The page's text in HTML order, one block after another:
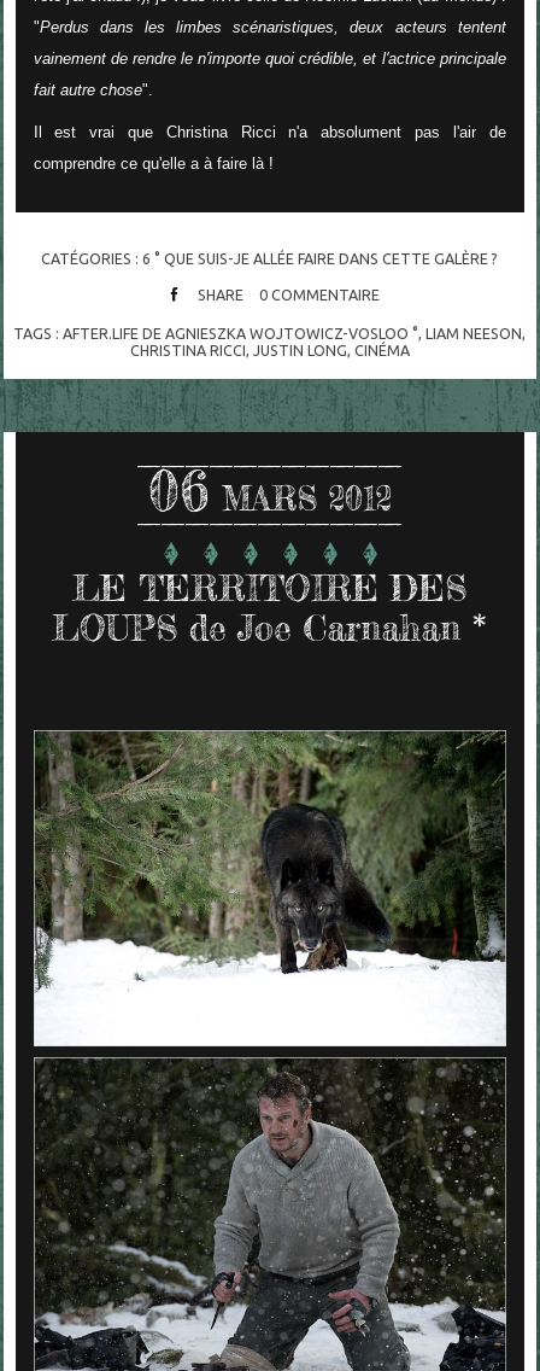
"Perdus dans les limbes scénaristiques, deux acteurs tentent
vainement de rendre le n'importe quoi crédible, et l'actrice principale
fait autre chose".
Il est vrai que Christina Ricci n'a absolument pas l'air de
comprendre ce qu'elle a à faire là !
CATÉGORIES :6 ° QUE SUIS-JE ALLÉE FAIRE DANS CETTE GALÈRE ?
SHARE 0 COMMENTAIRE
TAGS :AFTER.LIFE DE AGNIESZKA WOJTOWICZ-VOSLOO °,LIAM NEESON,
CHRISTINA RICCI, JUSTIN LONG, CINÉMA
06 MARS 2012
LE TERRITOIRE DES
LOUPS de Joe Carnahan *